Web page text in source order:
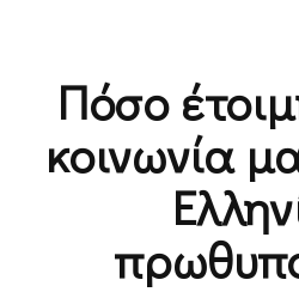
Πόσο
κοινωνία